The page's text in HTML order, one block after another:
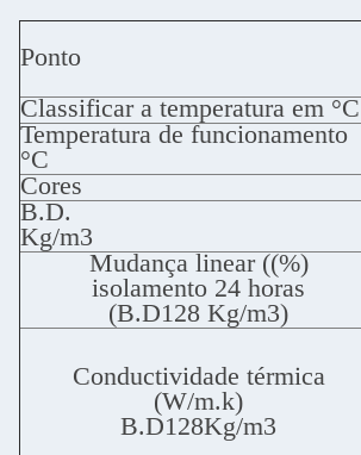
Ponto
Classificar a temperatura em °C
Temperatura de funcionamento
°C
Cores
B.D.
Kg/m3
Mudança linear ((%)
isolamento 24 horas
(B.D128 Kg/m3)
Conductividade térmica
(W/m.k)
B.D128Kg/m3